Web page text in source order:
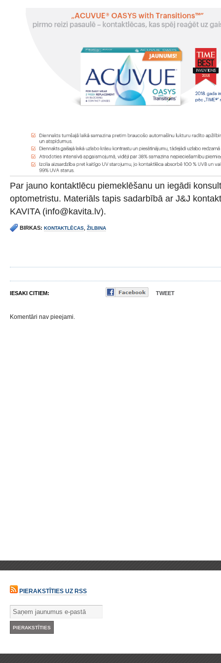
Par jauno kontaktlēcu piemeklēšanu un iegādi
optometristu. Materiāls tapis sadarbībā ar J&J
KAVITA (info@kavita.lv).
BIRKAS: KONTAKTLĒCAS ŽILBINA
IESAKI CITIEM: TWEET
Komentāri nav pieejami.
PIERAKSTĪTIES UZ RSS